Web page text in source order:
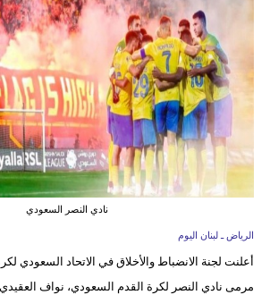
نادي النصر السعودي
الرياض ـ لبنان اليوم
أعلنت لجنة الانضباط والأخلاق في الاتحاد السعودي
مرمى نادي النصر لكرة القدم السعودي، نواف